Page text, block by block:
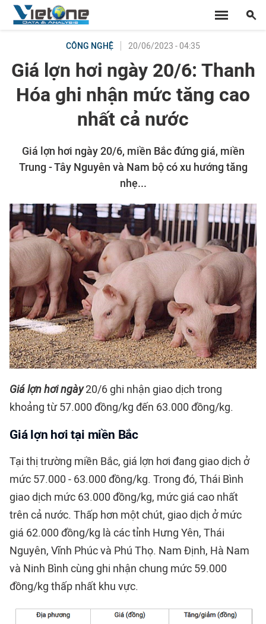
CÔNG NGHỆ 20/06/2023 - 04:35
Giá lợn hơi ngày 20/6: Thanh
Hóa ghi nhận mức tăng cao
nhất cả nước
Giá lợn hơi ngày 20/6, miền Bắc đứng giá, miền
Trung - Tây Nguyên và Nam bộ có xu hướng tăng
nhẹ...
Giá lợn hơi ngày20/6 ghi nhận giao dịch trong
khoảng từ 57.000 đồng/kg đến 63.000 đồng/kg.
Giá lợn hơi tại miền Bắc
Tại thị trường miền Bắc, giá lợn hơi đang giao dịch ở
mức 57.000 - 63.000 đồng/kg. Trong đó, Thái Bình
giao dịch mức 63.000 đồng/kg, mức giá cao nhất
trên cả nước. Thấp hơn một chút, giao dịch ở mức
giá 62.000 đồng/kg là các tỉnh Hưng Yên, Thái
Nguyên, Vĩnh Phúc và Phú Thọ. Nam Định, Hà Nam
và Ninh Bình cùng ghi nhận chung mức 59.000
đồng/kg thấp nhất khu vực.